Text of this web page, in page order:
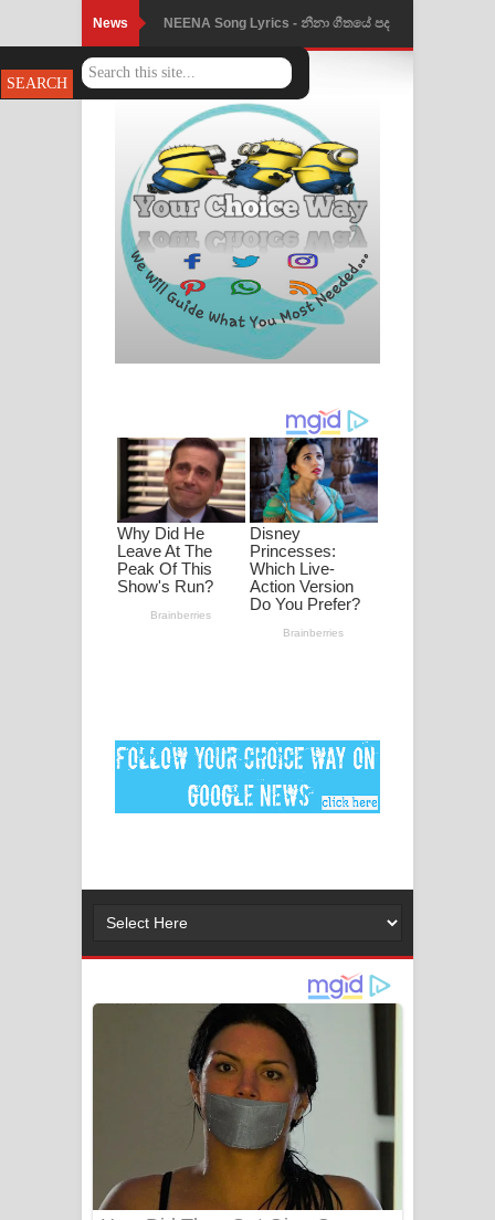
News NEENA Song Lyrics - නීනා ගීතයේ පද
පෙළ
Ahimi Wimai Himi Song Lyrics - අහිමි
විමයි හිමි ගීතයේ පද පෙළ
Mathaka Parana Song Lyrics - මතක
පාරනා ගීතයේ පද පෙළ
Nimnadhen Song Lyrics - නිම්නාදෙන්
ගීතයේ පද පෙළ
ඔබමයි මගේ ආදරේ ගීතයේ පද පෙළ
Pansal Gihin Song Lyrics - පන්සල් ගිහිං
ගීතයේ පද පෙළ
Ankeliya Song Lyrics - අංකෙළිය ගීතයේ
MANAMALA KATHA Song Lyrics -
මනමාල කතා ගීතයේ පද පෙළ
Gemak Deela Song Lyrics - ගේමක් දීලා
ගීතයේ පද පෙළ
Niwuna Numba Hinda Song Lyrics -
නිවුනා නුඹ හින්දා ගීතයේ පද පෙළ